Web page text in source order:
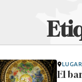
LUGAR
El